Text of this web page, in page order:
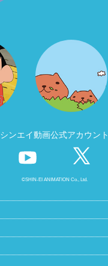
シンエイ動画公式アカウント
©SHIN-EI ANIMATION Co., Ltd.